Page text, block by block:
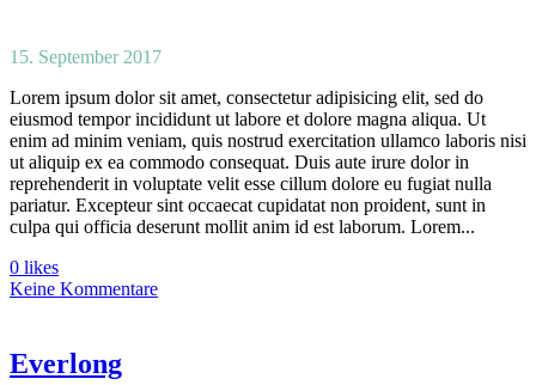
15. September 2017
Lorem ipsum dolor sit amet, consectetur adipisicing elit, sed do
eiusmod tempor incididunt ut labore et dolore magna aliqua. Ut
enim ad minim veniam, quis nostrud exercitation ullamco laboris nisi
ut aliquip ex ea commodo consequat. Duis aute irure dolor in
reprehenderit in voluptate velit esse cillum dolore eu fugiat nulla
pariatur. Excepteur sint occaecat cupidatat non proident, sunt in
culpa qui officia deserunt mollit anim id est laborum. Lorem...
0 likes
Keine Kommentare
Everlong